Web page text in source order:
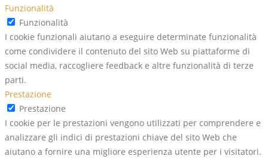
Funzionalità
Funzionalità
I cookie funzionali aiutano a eseguire determinate funzionalità
come condividere il contenuto del sito Web su piattaforme di
social media, raccogliere feedback e altre funzionalità di terze
parti.
Prestazione
Prestazione
I cookie per le prestazioni vengono utilizzati per comprendere e
analizzare gli indici di prestazioni chiave del sito Web che
aiutano a fornire una migliore esperienza utente per i visitatori.